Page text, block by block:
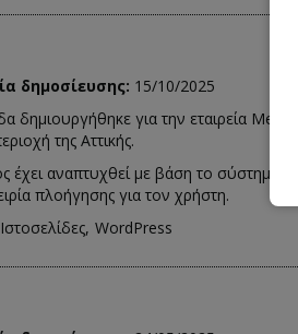
δημοσίευσης: 15/10/2025
δημιουργήθηκε για την εταιρεία
της Αττικής.
έχει αναπτυχθεί με βάση το σύστημα
πλοήγησης για τον χρήστη.
Ιστοσελίδες WordPress